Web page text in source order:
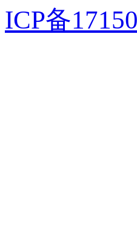
ICP备